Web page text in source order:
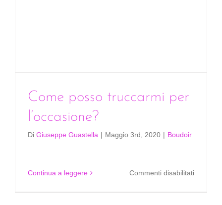
Come posso truccarmi per
l’occasione?
Di Giuseppe Guastella | Maggio 3rd, 2020 | Boudoir
Continua a leggere Commenti disabilitatisu